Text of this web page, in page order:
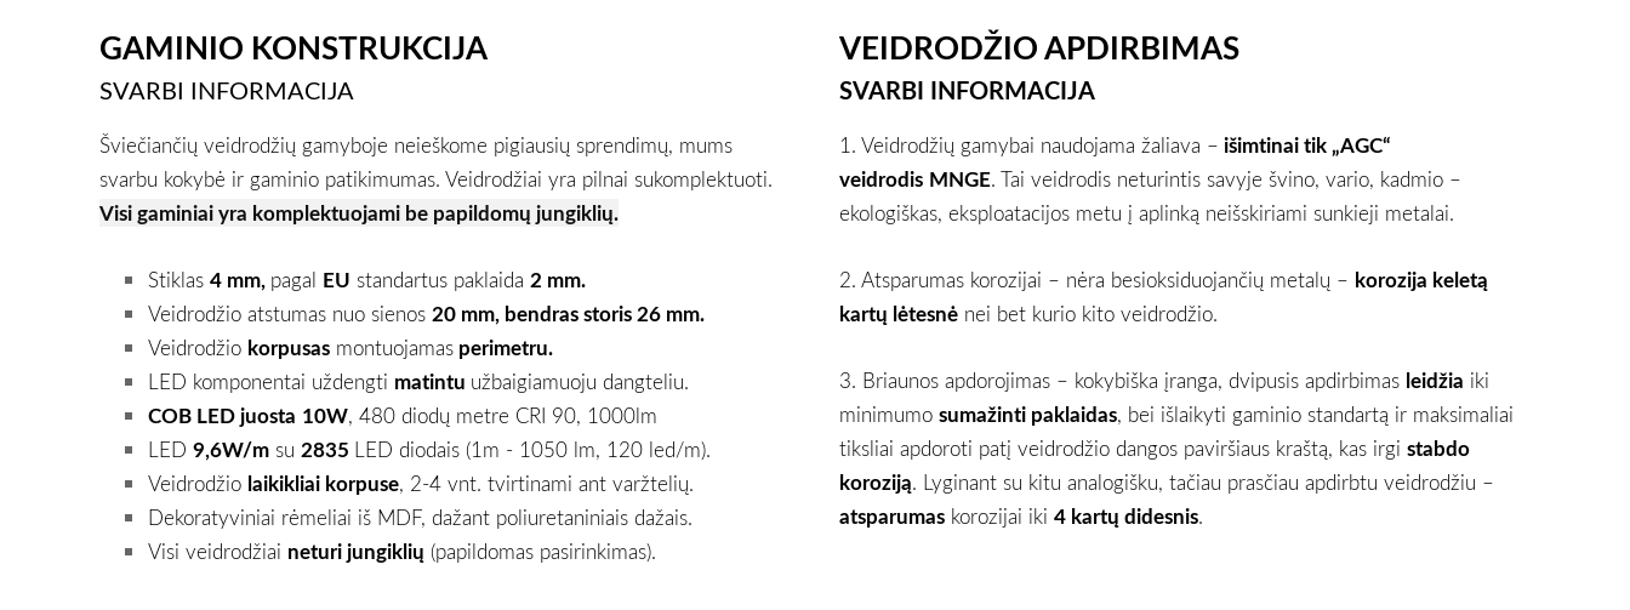
GAMINIO KONSTRUKCIJA
SVARBI INFORMACIJA
Šviečiančių veidrodžių gamyboje neieškome pigiausių sprendimų, mums
svarbu kokybė ir gaminio patikimumas. Veidrodžiai yra pilnai sukomplektuoti.
Visi gaminiai yra komplektuojami be papildomų jungiklių.
Stiklas 4 mm, pagal EU standartus paklaida 2 mm.
Veidrodžio atstumas nuo sienos 20 mm, bendras storis 26 mm.
Veidrodžio korpusas montuojamas perimetru.
LED komponentai uždengti matintu užbaigiamuoju dangteliu.
COB LED juosta 10W, 480 diodų metre CRI 90, 1000lm
LED 9,6W/m su 2835 LED diodais (1m - 1050 lm, 120 led/m).
Veidrodžio laikikliai korpuse, 2-4 vnt. tvirtinami ant varžtelių.
Dekoratyviniai rėmeliai iš MDF, dažant poliuretaniniais dažais.
Visi veidrodžiai neturi jungiklių (papildomas pasirinkimas).
VEIDRODŽIO APDIRBIMAS
SVARBI INFORMACIJA
1. Veidrodžių gamybai naudojama žaliava – išimtinai tik „AGC“
veidrodis MNGE. Tai veidrodis neturintis savyje švino, vario, kadmio –
ekologiškas, eksploatacijos metu į aplinką neišskiriami sunkieji metalai.
2. Atsparumas korozijai – nėra besioksiduojančių metalų – korozija keletą
kartų lėtesnė nei bet kurio kito veidrodžio.
3. Briaunos apdorojimas – kokybiška įranga, dvipusis apdirbimas leidžia iki
minimumo sumažinti paklaidas, bei išlaikyti gaminio standartą ir maksimaliai
tiksliai apdoroti patį veidrodžio dangos paviršiaus kraštą, kas irgi stabdo
koroziją. Lyginant su kitu analogišku, tačiau prasčiau apdirbtu veidrodžiu –
atsparumas korozijai iki 4 kartų didesnis.